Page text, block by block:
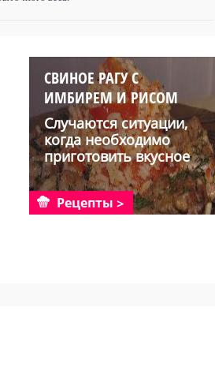
СВИНОЕ РАГУ С
ИМБИРЕМ И РИСОМ
Случаются ситуации,
когда необходимо
приготовить вкусное
блю...
Рецепты